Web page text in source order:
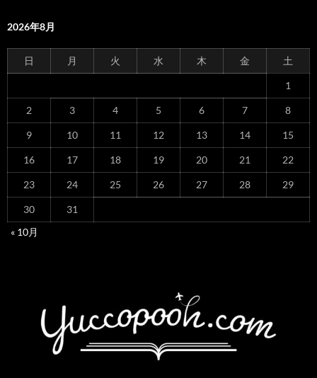
2026年8月
日 月 火 水 木 金 土
1
2 3 4 5 6 7 8
9 10 11 12 13 14 15
16 17 18 19 20 21 22
23 24 25 26 27 28 29
30
31
« 10月